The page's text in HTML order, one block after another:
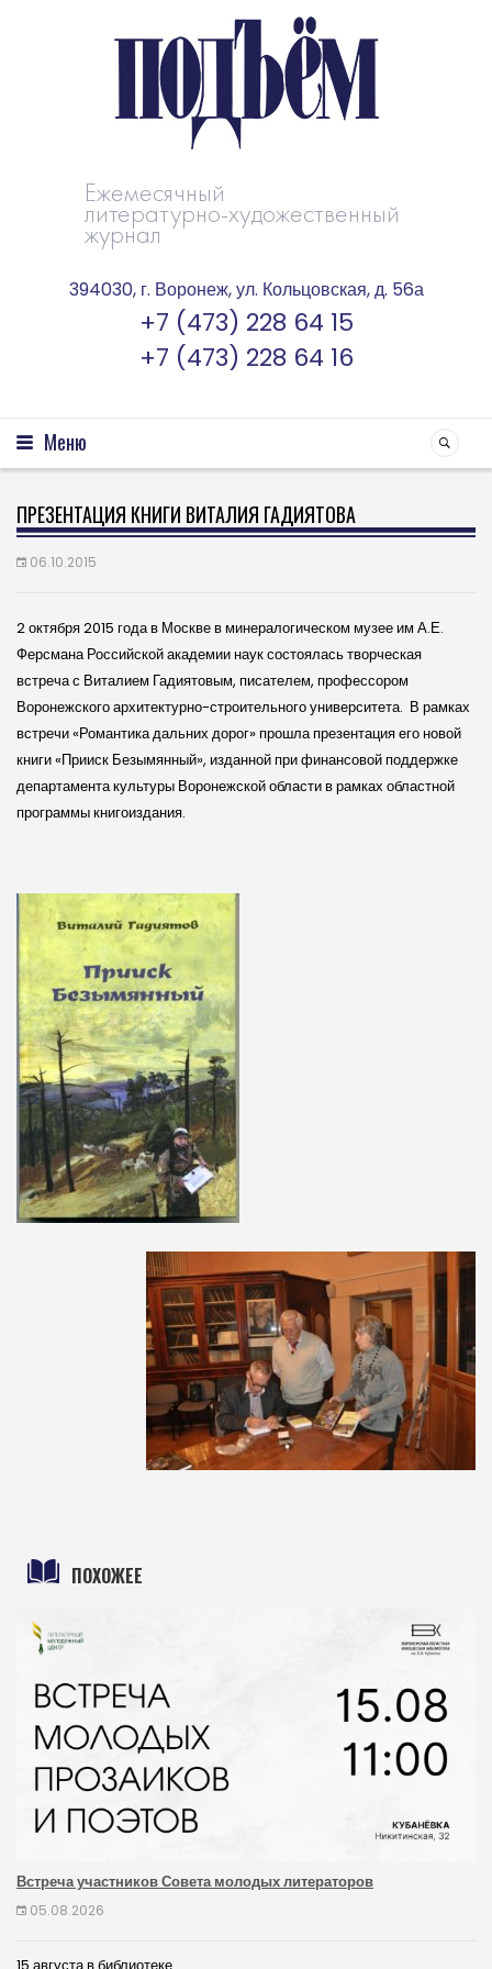
Ежемесячный
литературно-художественный
журнал
394030, г. Воронеж, ул. Кольцовская, д. 56а
+7 (473) 228 64 15
+7 (473) 228 64 16
Меню
ПРЕЗЕНТАЦИЯ КНИГИ ВИТАЛИЯ ГАДИЯТОВА
06.10.2015
2 октября 2015 года в Москве в минералогическом музее им А.Е.
Ферсмана Российской академии наук состоялась творческая
встреча с Виталием Гадиятовым, писателем, профессором
Воронежского архитектурно-строительного университета. В рамках
встречи «Романтика дальних дорог» прошла презентация его новой
книги «Прииск Безымянный», изданной при финансовой поддержке
департамента культуры Воронежской области в рамках областной
программы книгоиздания.
ПОХОЖЕЕ
Встреча участников Совета молодых литераторов
05.08.2026